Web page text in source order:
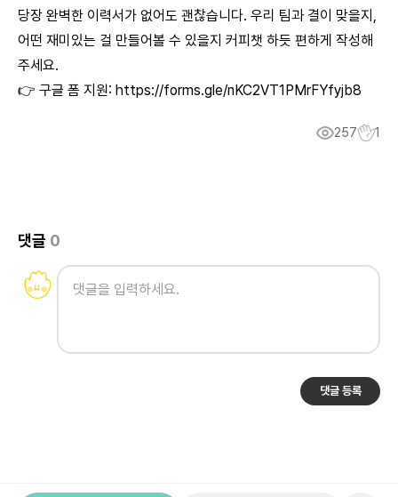
당장 완벽한 이력서가 없어도 괜찮습니다. 우리 팀과 결이 맞을지,
어떤 재미있는 걸 만들어볼 수 있을지 커피챗 하듯 편하게 작성해
주세요.
👉 구글 폼 지원: https://forms.gle/nKC2VT1PMrFYfyjb8
257 1
댓글 0
댓글 등록